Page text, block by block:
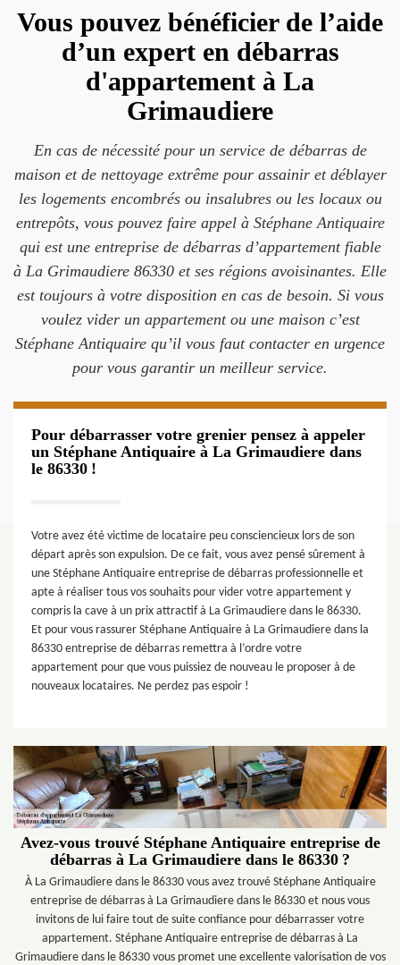
Vous pouvez bénéficier de l’aide
d’un expert en débarras
d'appartement à La
Grimaudiere
En cas de nécessité pour un service de débarras de
maison et de nettoyage extrême pour assainir et déblayer
les logements encombrés ou insalubres ou les locaux ou
entrepôts, vous pouvez faire appel à Stéphane Antiquaire
qui est une entreprise de débarras d’appartement fiable
à La Grimaudiere 86330 et ses régions avoisinantes. Elle
est toujours à votre disposition en cas de besoin. Si vous
voulez vider un appartement ou une maison c’est
Stéphane Antiquaire qu’il vous faut contacter en urgence
pour vous garantir un meilleur service.
Pour débarrasser votre grenier pensez à appeler
un Stéphane Antiquaire à La Grimaudiere dans
le 86330 !
Votre avez été victime de locataire peu consciencieux lors de son
départ après son expulsion. De ce fait, vous avez pensé sûrement à
une Stéphane Antiquaire entreprise de débarras professionnelle et
apte à réaliser tous vos souhaits pour vider votre appartement y
compris la cave à un prix attractif à La Grimaudiere dans le 86330.
Et pour vous rassurer Stéphane Antiquaire à La Grimaudiere dans la
86330 entreprise de débarras remettra à l’ordre votre
appartement pour que vous puissiez de nouveau le proposer à de
nouveaux locataires. Ne perdez pas espoir !
Avez-vous trouvé Stéphane Antiquaire entreprise de
débarras à La Grimaudiere dans le 86330 ?
À La Grimaudiere dans le 86330 vous avez trouvé Stéphane Antiquaire
entreprise de débarras à La Grimaudiere dans le 86330 et nous vous
invitons de lui faire tout de suite confiance pour débarrasser votre
appartement. Stéphane Antiquaire entreprise de débarras à La
Grimaudiere dans le 86330 vous promet une excellente valorisation de vos